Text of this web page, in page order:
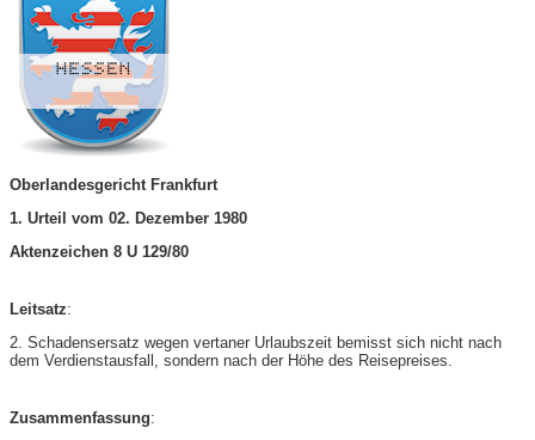
Oberlandesgericht Frankfurt
1. Urteil vom 02. Dezember 1980
Aktenzeichen 8 U 129/80
Leitsatz:
2. Schadensersatz wegen vertaner Urlaubszeit bemisst sich nicht nach
dem Verdienstausfall, sondern nach der Höhe des Reisepreises.
Zusammenfassung: